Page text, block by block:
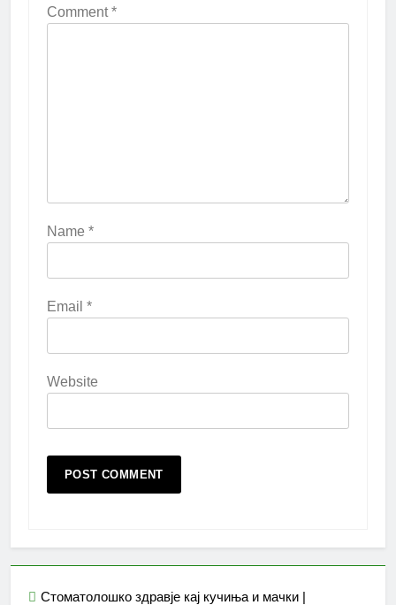
Comment*
Name *
Email *
Website
Стоматолошко здравје кај кучиња и мачки |